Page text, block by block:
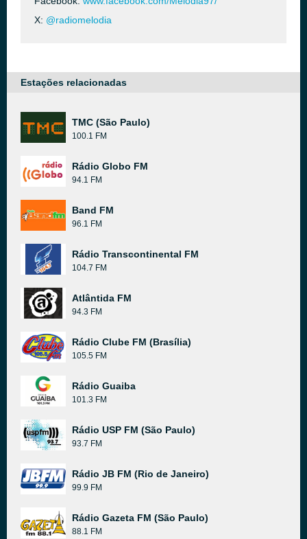
X: @radiomelodia
Estações relacionadas
TMC (São Paulo)
100.1 FM
Rádio Globo FM
94.1 FM
Band FM
96.1 FM
Rádio Transcontinental FM
104.7 FM
Atlântida FM
94.3 FM
Rádio Clube FM (Brasília)
105.5 FM
Rádio Guaiba
101.3 FM
Rádio USP FM (São Paulo)
93.7 FM
Rádio JB FM (Rio de Janeiro)
99.9 FM
Rádio Gazeta FM (São Paulo)
88.1 FM